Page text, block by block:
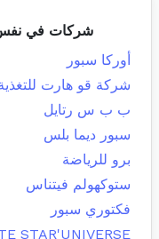
شركات في
أوركا سبور
شركة قو هارت
ب ب س رتايل
سبور ديما بلس
برو للرياضة
ستوكهولم فيتناس
فكتوري سبور
STAR'UNIVERSE